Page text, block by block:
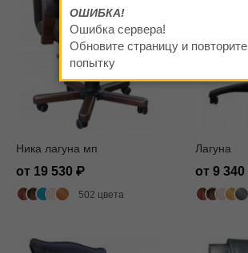
Ника лагуна мп
от 19 530
502 цвета
Лагуна
от 9 340
ОШИБКА!
Ошибка сервера!
Обновите страницу и повторите
попытку